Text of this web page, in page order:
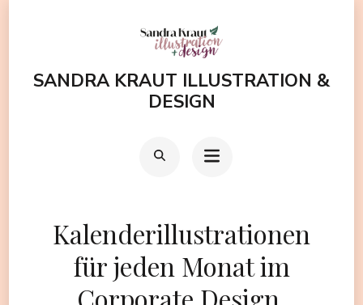
(EnterSANDRA KRAUT ILLUSTRATION &
DESIGN
Kalenderillustrationen
für jeden Monat im
Corporate Design.